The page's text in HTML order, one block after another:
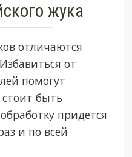
жука
отличаются
от
помогут
быть
придется
и по всей